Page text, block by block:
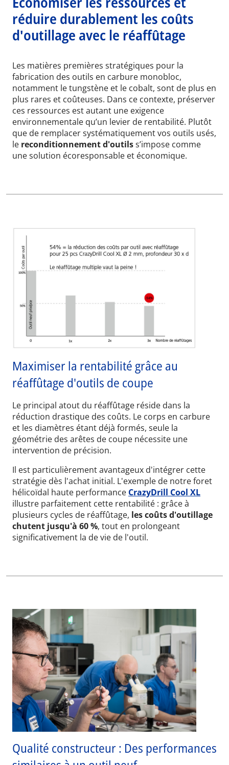
réduire durablement les coûts
d'outillage avec le réaffûtage
Les matières premières stratégiques pour la
fabrication des outils en carbure monobloc,
notamment le tungstène et le cobalt, sont de plus en
plus rares et coûteuses. Dans ce contexte, préserver
ces ressources est autant une exigence
environnementale qu’un levier de rentabilité. Plutôt
que de remplacer systématiquement vos outils usés,
le reconditionnement d'outilss’impose comme
une solution écoresponsable et économique.
Maximiser la rentabilité grâce au
réaffûtage d'outils de coupe
Le principal atout du réaffûtage réside dans la
réduction drastique des coûts. Le corps en carbure
et les diamètres étant déjà formés, seule la
géométrie des arêtes de coupe nécessite une
intervention de précision.
Il est particulièrement avantageux d'intégrer cette
stratégie dès l'achat initial. L'exemple de notre foret
hélicoïdal haute performance CrazyDrill Cool XL
illustre parfaitement cette rentabilité : grâce à
plusieurs cycles de réaffûtage, les coûts d'outillage
chutent jusqu'à 60 %, tout en prolongeant
significativement la de vie de l'outil.
Qualité constructeur : Des performances